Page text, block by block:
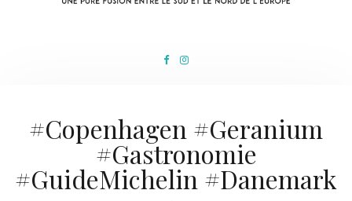
#Copenhagen #Geranium
#Gastronomie
#GuideMichelin #Danemark